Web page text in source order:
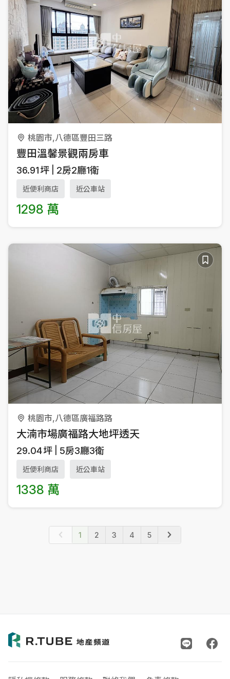
桃園市,八德區豐田三路
豐田溫馨景觀兩房車
36.91坪 2房2廳1衛
近便利商店 近公車站
1298 萬
桃園市,八德區廣福路路
大湳市場廣福路大地坪透天
29.04坪 5房3廳3衛
近便利商店 近公車站
1338 萬
1 2 3 4 5